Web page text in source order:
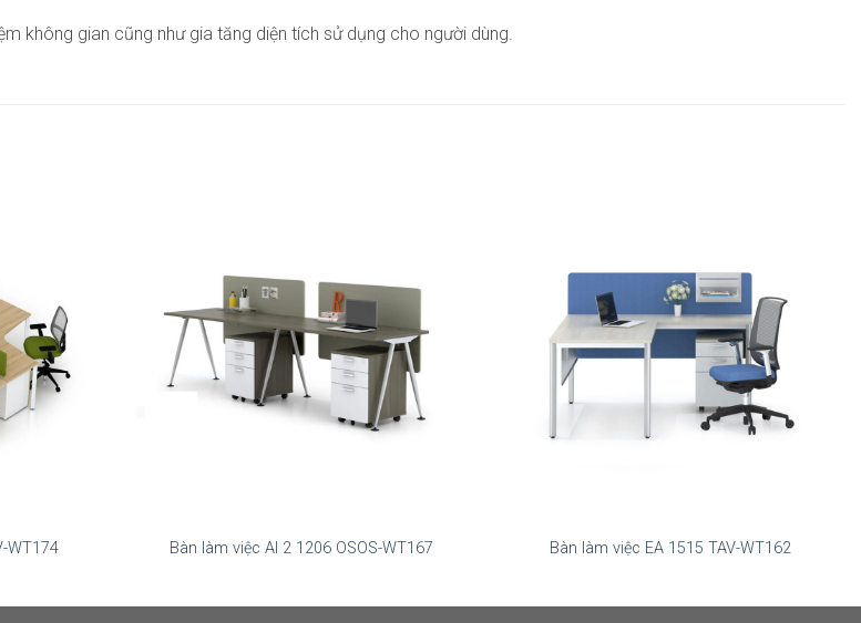
không gian cũng như gia tăng diện tích sử dụng cho người dùng.
WT174 Bàn làm việc AI 2 1206 OSOS-WT167 Bàn làm việc EA 1515 TAV-WT162